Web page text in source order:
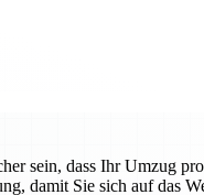
sein, dass Ihr Umzug
damit Sie sich auf das